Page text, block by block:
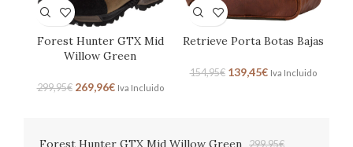
Forest Hunter GTX Mid
Willow Green
299,95€ 269,96€ Iva Incluido
Retrieve Porta Botas Bajas
154,95€ 139,45€ Iva Incluido
Forest Hunter GTX Mid Willow Green 299,95€